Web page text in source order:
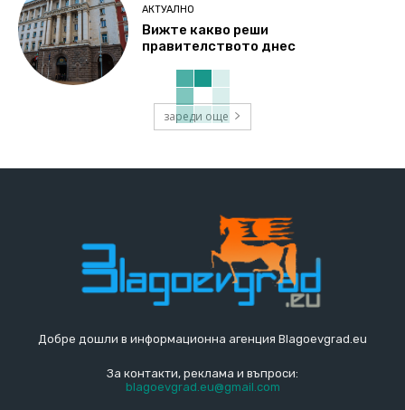
АКТУАЛНО
Вижте какво реши
правителството днес
зареди още
Добре дошли в информационна агенция Blagoevgrad.eu
За контакти, реклама и въпроси:
blagoevgrad.eu@gmail.com